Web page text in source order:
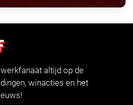
altijd op de
winacties en het